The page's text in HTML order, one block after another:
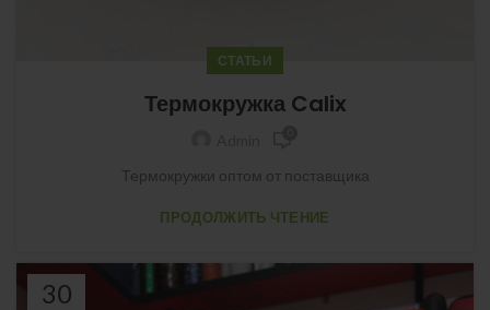
СТАТЬИ
Термокружка Calix
Термокружки оптом от поставщика
ПРОДОЛЖИТЬ ЧТЕНИЕ
30